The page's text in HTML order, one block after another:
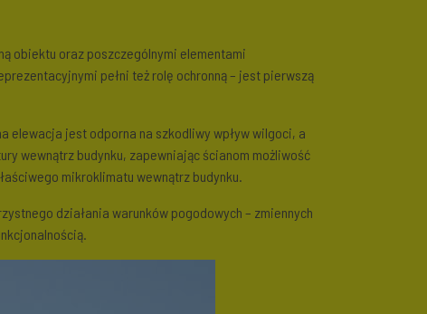
obiektu oraz poszczególnymi elementami
pełni też rolę ochronną – jest pierwszą
elewacja jest odporna na szkodliwy wpływ wilgoci, a
wewnątrz budynku, zapewniając ścianom możliwość
mikroklimatu wewnątrz budynku.
działania warunków pogodowych – zmiennych